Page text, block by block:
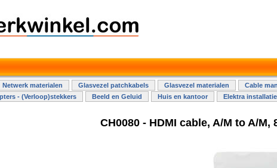
Netwerk materialen Glasvezel patchkabels Glasvezel materialen Cable
- (Verloop)stekkers Beeld en Geluid Huis en kantoor Elektra installatie
CH0080 - HDMI cable, A/M to A/M,